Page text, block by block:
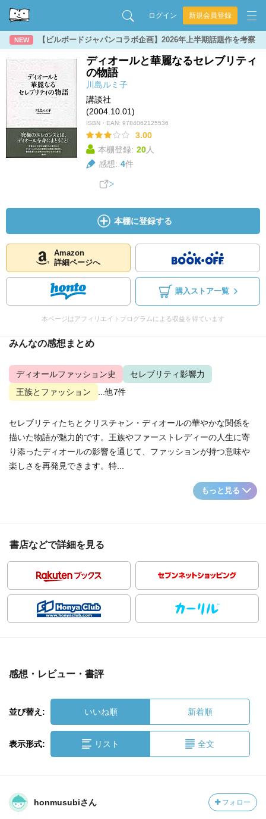
ログイン 新規会員登録
NEW 【ビルボードジャパンコラボ企画】2026年上半期話題作を考察
ディオールと華麗なるセレブリティ
の物語
川島ルミ子
講談社
(2004.10.01)
ISBN・EAN: 9784062125536
3.00
本棚登録: 20人
感想: 4件
本棚に登録する
Amazon
詳細ページへ
購入ストア一覧
本ページはアフィリエイトプログラムによる収益を得ています
みんなの感想まとめ
ディオールファッション史
セレブリティ影響力
王族とファッション
...他7件
セレブリティたちとクリスチャン・ディオールの華やかな関係を
描いた物語が魅力的です。王族やファーストレディーの人生に寄
り添ったディオールの影響を通じて、ファッションが持つ意味や
楽しさを再発見できます。特...
もっと見る
書店などで詳細を見る
感想・レビュー・書評
並び替え: いいね順 新着順
表示形式: リスト 全文
honmusubiさん フォロー